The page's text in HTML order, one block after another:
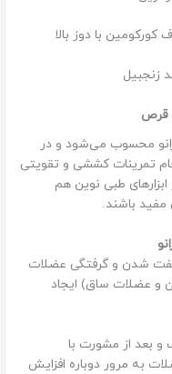
با دوز بالا
زنجبیل
قرص
محسوب می‌شود و در
تمرینات کششی و تقویتی
طبی نوین هم
مفید باشند.
سفت شدن و گرفتگی عضلات
و عضلات ساق) ایجاد
و بعد از مشورت با
به مرور دوباره افزایش